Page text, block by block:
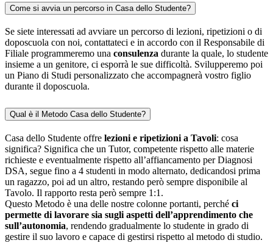
Come si avvia un percorso in Casa dello Studente?
Se siete interessati ad avviare un percorso di lezioni, ripetizioni o di
doposcuola con noi, contattateci e in accordo con il Responsabile di
Filiale programmeremo una consulenza durante la quale, lo studente
insieme a un genitore, ci esporrà le sue difficoltà. Svilupperemo poi
un Piano di Studi personalizzato che accompagnerà vostro figlio
durante il doposcuola.
Qual è il Metodo Casa dello Studente?
Casa dello Studente offre lezioni e ripetizioni a Tavoli: cosa
significa? Significa che un Tutor, competente rispetto alle materie
richieste e eventualmente rispetto all’affiancamento per Diagnosi
DSA, segue fino a 4 studenti in modo alternato, dedicandosi prima
un ragazzo, poi ad un altro, restando però sempre disponibile al
Tavolo. Il rapporto resta però sempre 1:1.
Questo Metodo è una delle nostre colonne portanti, perché ci
permette di lavorare sia sugli aspetti dell’apprendimento che
sull’autonomia, rendendo gradualmente lo studente in grado di
gestire il suo lavoro e capace di gestirsi rispetto al metodo di studio.